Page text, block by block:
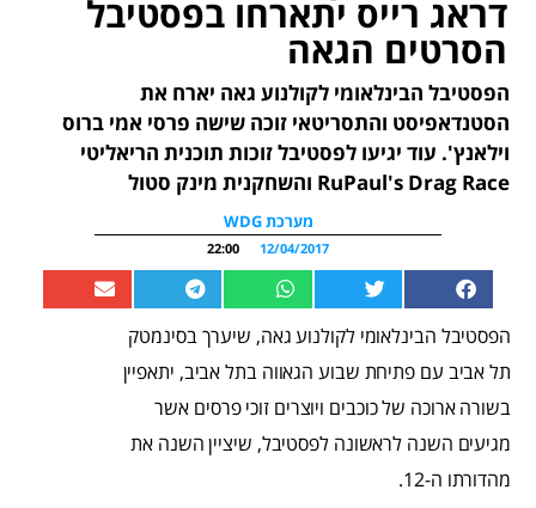
דראג רייס יתארחו בפסטיבל
הסרטים הגאה
הפסטיבל הבינלאומי לקולנוע גאה יארח את
הסטנדאפיסט והתסריטאי זוכה שישה פרסי אמי ברוס
וילאנץ'. עוד יגיעו לפסטיבל זוכות תוכנית הריאליטי
RuPaul's Drag Race והשחקנית מינק סטול
מערכת WDG
12/04/2017
22:00
הפסטיבל הבינלאומי לקולנוע גאה, שיערך בסינמטק
תל אביב עם פתיחת שבוע הגאווה בתל אביב, יתאפיין
בשורה ארוכה של כוכבים ויוצרים זוכי פרסים אשר
מגיעים השנה לראשונה לפסטיבל, שיציין השנה את
מהדורתו ה-12.